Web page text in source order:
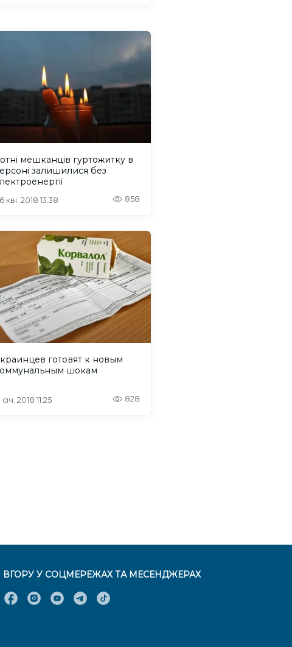
мешканців гуртожитку в
залишилися без
кві. 2018 13:38 858
готовят к новым
шокам
січ. 2018 11:25 828
ВГОРУ У СОЦМЕРЕЖАХ ТА МЕСЕНДЖЕРАХ